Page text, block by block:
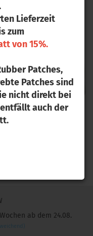
Lieferzeit
zum
von 15%.
Patches,
Patches sind
nicht direkt bei
auch der
ab dem 24.08.